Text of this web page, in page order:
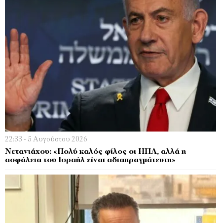
22:33 - 5 Αυγούστου 2026
Νετανιάχου: «Πολύ καλός φίλος οι ΗΠΑ, αλλά η
ασφάλεια του Ισραήλ είναι αδιαπραγμάτευτη»